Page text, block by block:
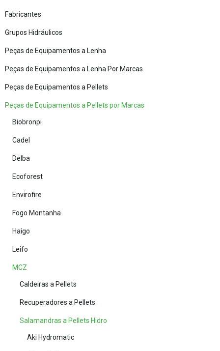
Fabricantes
Grupos Hidráulicos
Peças de Equipamentos a Lenha
Peças de Equipamentos a Lenha Por Marcas
Peças de Equipamentos a Pellets
Peças de Equipamentos a Pellets por Marcas
Biobronpi
Cadel
Delba
Ecoforest
Envirofire
Fogo Montanha
Haigo
Leifo
MCZ
Caldeiras a Pellets
Recuperadores a Pellets
Salamandras a Pellets Hidro
Aki Hydromatic